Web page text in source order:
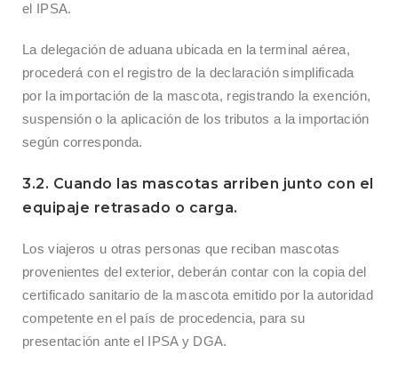
el IPSA.
La delegación de aduana ubicada en la terminal aérea,
procederá con el registro de la declaración simplificada
por la importación de la mascota, registrando la exención,
suspensión o la aplicación de los tributos a la importación
según corresponda.
3.2. Cuando las mascotas arriben junto con el
equipaje retrasado o carga.
Los viajeros u otras personas que reciban mascotas
provenientes del exterior, deberán contar con la copia del
certificado sanitario de la mascota emitido por la autoridad
competente en el país de procedencia, para su
presentación ante el IPSA y DGA.